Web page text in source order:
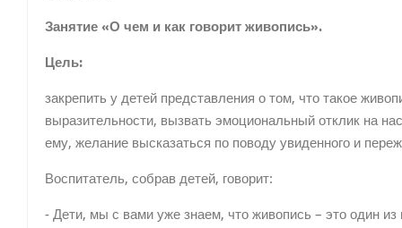
Занятие «О чем и как говорит живопись».
Цель:
закрепить у детей представления о том, что такое
выразительности, вызвать эмоциональный отклик на
ему, желание высказаться по поводу увиденного и
Воспитатель, собрав детей, говорит:
- Дети, мы с вами уже знаем, что живопись – это один из